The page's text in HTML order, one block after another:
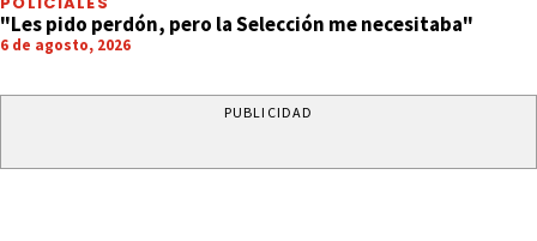
"Les pido perdón, pero la Selección me necesitaba"
6 de agosto, 2026
PUBLICIDAD